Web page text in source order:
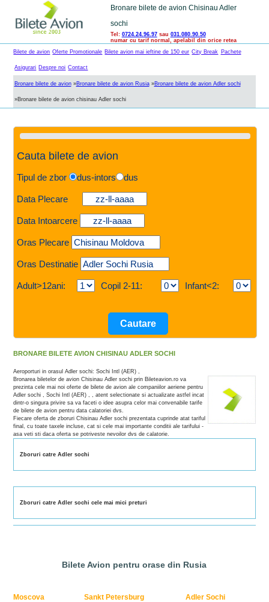
Bronare bilete de avion Chisinau Adler
sochi
Tel: 0724.24.96.97sau 031.080.90.50
numar cu tarif normal, apelabil din orice retea
Bilete de avion Oferte Promotionale Bilete avion mai ieftine de 150 eur City Break Pachete
Asigurari Despre noi Contact
Bronare bilete de avion»Bronare bilete de avion Rusia»Bronare bilete de avion Adler sochi
»Bronare bilete de avion chisinau Adler sochi
Cauta bilete de avion
Tipul de zbor dus-intors dus
Data Plecare
Data Intoarcere
Oras Plecare
Oras Destinatie
Adult>12ani: Copil 2-11: Infant<2:
BRONARE BILETE AVION CHISINAU ADLER SOCHI
Aeroporturi in orasul Adler sochi: Sochi Intl (AER) ,
Bronarea biletelor de avion Chisinau Adler sochi prin Bileteavion.ro va
prezinta cele mai noi oferte de bilete de avion ale companiilor aeriene pentru
Adler sochi , Sochi Intl (AER) , , atent selectionate si actualizate astfel incat
dintr-o singura privire sa va faceti o idee asupra celor mai convenabile tarife
de bilete de avion pentru data calatoriei dvs.
Fiecare oferta de zboruri Chisinau Adler sochi prezentata cuprinde atat tariful
final, cu toate taxele incluse, cat si cele mai importante conditii ale tarifului -
asa veti sti daca oferta se potriveste nevoilor dvs de calatorie.
Zboruri catre Adler sochi
Zboruri catre Adler sochi cele mai mici preturi
Bilete Avion pentru orase din Rusia
Moscova Sankt Petersburg
Adler Sochi